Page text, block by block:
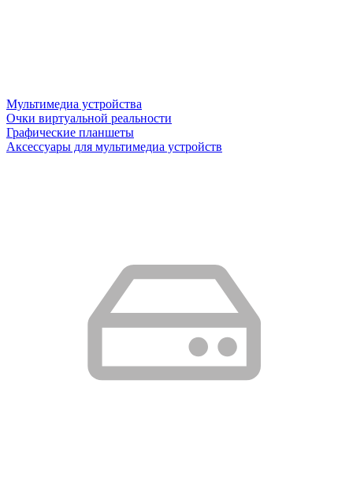
Мультимедиа устройства
Очки виртуальной реальности
Графические планшеты
Аксессуары для мультимедиа устройств